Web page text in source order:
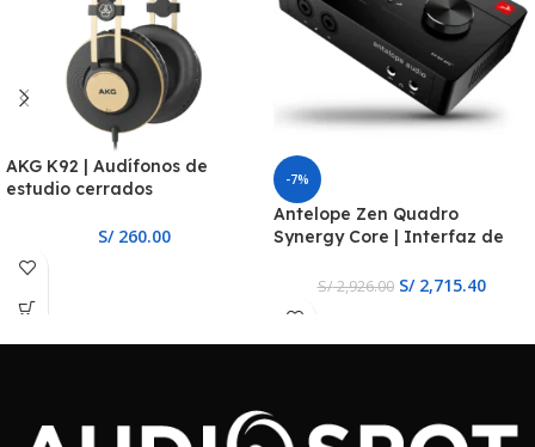
AKG K92 | Audífonos de
estudio cerrados
S/260.00
-7%
Antelope Zen Quadro
Synergy Core | Interfaz de
S/2,926.00 S/2,715.40